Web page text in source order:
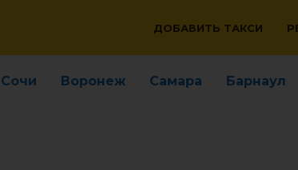
ДОБАВИТЬ ТАКСИ
Сочи Воронеж Самара Барнаул